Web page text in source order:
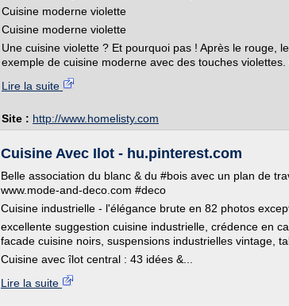
Cuisine moderne violette
Cuisine moderne violette
Une cuisine violette ? Et pourquoi pas ! Après le rouge,
exemple de cuisine moderne avec des touches violettes.
Lire la suite
Site : http://www.homelisty.com
Cuisine Avec Ilot - hu.pinterest.com
Belle association du blanc & du #bois avec un plan de
www.mode-and-deco.com #deco
Cuisine industrielle - l'élégance brute en 82 photos
excellente suggestion cuisine industrielle, crédence en
facade cuisine noirs, suspensions industrielles vintage,
Cuisine avec îlot central : 43 idées &...
Lire la suite